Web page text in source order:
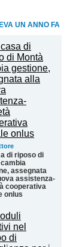
UN ANNO FA
di riposo di
cambia
assegnata
assistenza-
cooperativa
onlus